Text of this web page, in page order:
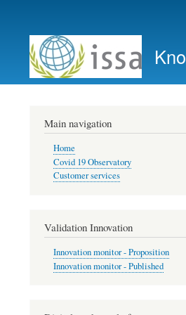
account
menu
Main navigation
Home
Covid 19 Observatory
Customer services
Validation Innovation
Innovation monitor - Proposition
Innovation monitor - Published